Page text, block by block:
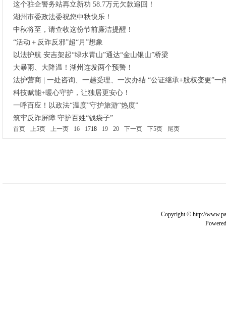
这个驻企警务站再立新功 58.7万元欠款追回！
湖州市委政法委祝您中秋快乐！
中秋将至，请查收这份节前廉洁提醒！
“活动＋反诈反邪”超“月”想象
以法护航 安吉架起“绿水青山”通达“金山银山”桥梁
大暴雨、大降温！湖州连发两个预警！
法护营商 | 一处咨询、一趟受理、一次办结 “公证继承+股权变更”一
科技赋能+暖心守护，让独居更安心！
一呼百应！以政法“温度”守护旅游“热度”
筑牢反诈屏障 守护百姓“钱袋子”
首页 上5页 上一页 16 1718 19 20 下一页 下5页 尾页
Copyright © http://